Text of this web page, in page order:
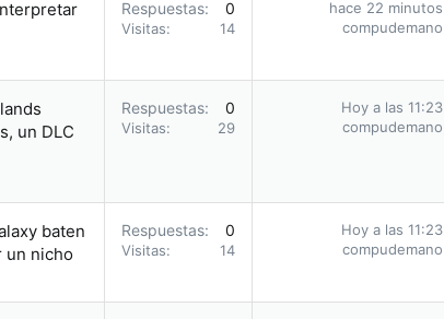
Respuestas 0
Visitas 14
hace 22 minutos
compudemano
un DLC
Respuestas 0
Visitas 29
Hoy a las 11:23
compudemano
baten
un nicho
Respuestas 0
Visitas 14
Hoy a las 11:23
compudemano